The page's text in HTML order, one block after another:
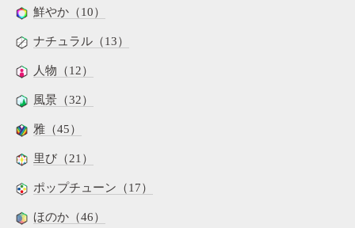
鮮やか（10）
ナチュラル（13）
人物（12）
風景（32）
雅（45）
里び（21）
ポップチューン（17）
ほのか（46）